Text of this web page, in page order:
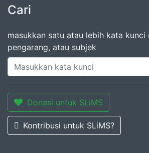
Cari
masukkan satu atau lebih kata kunci
pengarang, atau subjek
Donasi untuk SLiMS
Kontribusi untuk SLiMS?